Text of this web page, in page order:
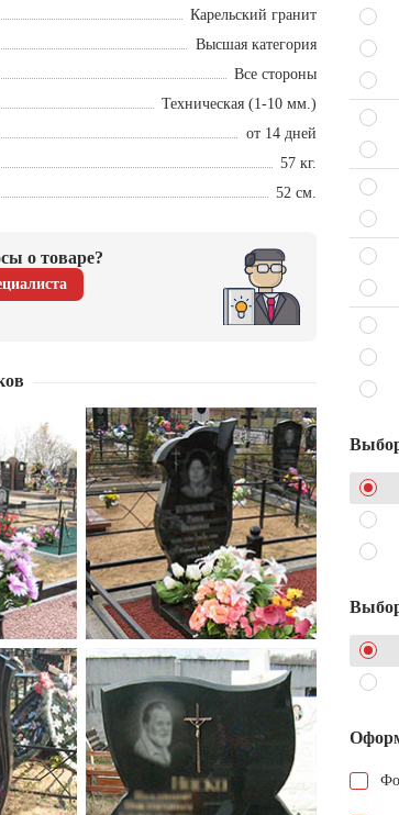
Карельский гранит
Высшая категория
Все стороны
Техническая (1-10 мм.)
от 14 дней
57 кг.
52 см.
о товаре?